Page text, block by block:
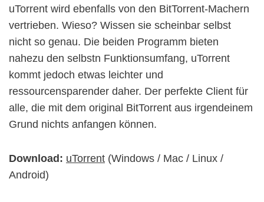
uTorrent wird ebenfalls von den BitTorrent-Machern
vertrieben. Wieso? Wissen sie scheinbar selbst
nicht so genau. Die beiden Programm bieten
nahezu den selbstn Funktionsumfang, uTorrent
kommt jedoch etwas leichter und
ressourcensparender daher. Der perfekte Client für
alle, die mit dem original BitTorrent aus irgendeinem
Grund nichts anfangen können.
Download: uTorrent (Windows / Mac / Linux /
Android)